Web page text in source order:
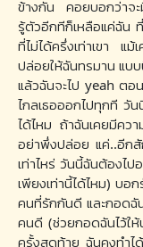
ข้างกัน คอยบอกว่าจ
รู้ตัวอีกทีก็เหลือแค่ฉัน ที่
ที่ไม่ได้ครึ่งเท่าเขา แม้
ปล่อยให้ฉันทรมาน แบบ
แล้วฉันจะไป yeah ต
ไกลเธอออกไปทุกที วั
ได้ไหม ถ้าฉันเคยมีค
อย่าพึ่งปล่อย แค่..อีกสั
เท่าไหร่ วันนี้ฉันต้องไป
เพียงเท่านี้ได้ไหม) บอ
คนที่รักกันดี และกอดฉั
คนดี (ช่วยกอดฉันไว้ใ
ครั้งสุดท้าย ฉันคงทำไ